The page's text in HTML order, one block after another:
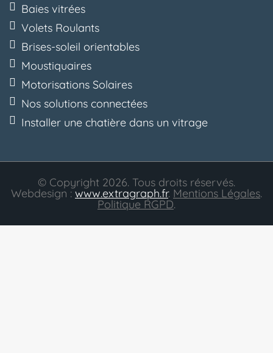
Baies vitrées
Volets Roulants
Brises-soleil orientables
Moustiquaires
Motorisations Solaires
Nos solutions connectées
Installer une chatière dans un vitrage
© Copyright 2026. Tous droits réservés.
Webdesign :www.extragraph.fr. Mentions Légales.
Politique RGPD.